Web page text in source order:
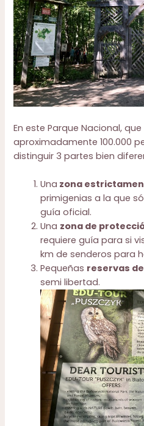
En este Parque Nacional,
aproximadamente 100.000
distinguir 3 partes bien
Una zona
primigenias a la que
guía oficial.
Una zona de
requiere guía para si
km de senderos para
Pequeñas reservas
semi libertad.